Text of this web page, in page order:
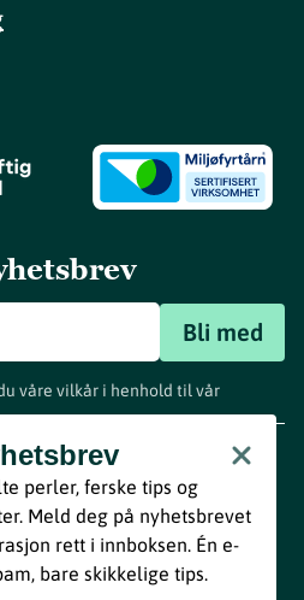
Bli med
våre vilkår i henhold til vår
perler, ferske tips og
Meld deg på nyhetsbrevet
rett i innboksen. Én e-
bare skikkelige tips.